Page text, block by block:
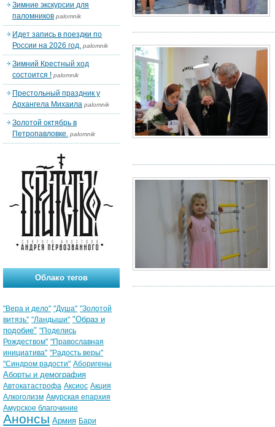
Зимние экскурсии для
паломников palomnik
Идет запись в поездки по
России на 2026 год. palomnik
Зимний Крестный ход
состоится ! palomnik
Престольный праздник у
Архангела Михаила palomnik
Золотой октябрь в
Петропавловке. palomnik
Облако тегов
"Вера и дело" "Душа" "Золотой
витязь" "Ландыши" "Образ и
подобие" "Поделись
Рождеством" "Православная
инициатива" "Радость веры"
"Синдром радости" Аборигены
Аборты и демография
Автокатастрофа Аксиос Акция
Алкоголизм Амурская епархия
Амурское благочиние
Анонсы Армия Бари